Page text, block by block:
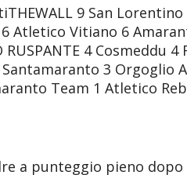
9 San
Atletico Vitiano 6
RUSPANTE 4 Cosmeddu
Santamaranto 3 Orgoglio
Team 1 Atletico
a punteggio pieno